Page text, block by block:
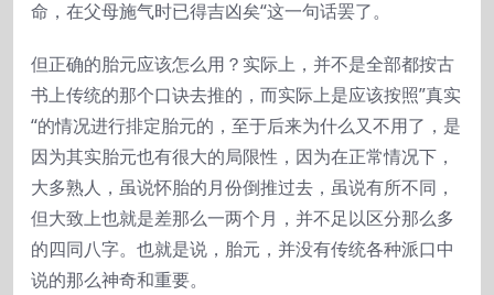
命，在父母施气时已得吉凶矣“这一句话罢了。
但正确的胎元应该怎么用？实际上，并不是全部都按古
书上传统的那个口诀去推的，而实际上是应该按照”真实
“的情况进行排定胎元的，至于后来为什么又不用了，是
因为其实胎元也有很大的局限性，因为在正常情况下，
大多熟人，虽说怀胎的月份倒推过去，虽说有所不同，
但大致上也就是差那么一两个月，并不足以区分那么多
的四同八字。也就是说，胎元，并没有传统各种派口中
说的那么神奇和重要。